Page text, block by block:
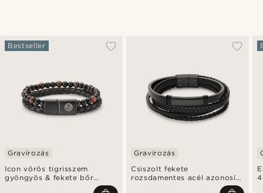
Icon vörös tigrisszem
gyöngyös & fekete bőr
Bestseller
Gravírozás
Csiszolt fekete
rozsdamentes acél azonosító
Gravírozás